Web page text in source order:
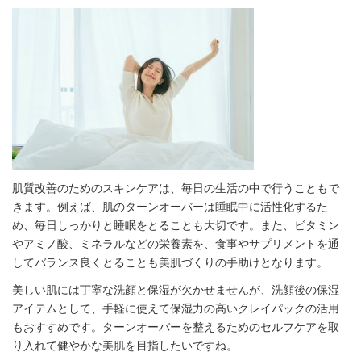
肌質改善のためのスキンケアは、毎日の生活の中で行うこともで
きます。例えば、肌のターンオーバーは睡眠中に活性化するた
め、毎日しっかりと睡眠をとることも大切です。また、ビタミン
やアミノ酸、ミネラルなどの栄養素を、食事やサプリメントを通
してバランス良くとることも美肌づくりの手助けとなります。
美しい肌には丁寧な洗顔と保湿が欠かせませんが、洗顔後の保湿
アイテムとして、手軽に使えて保湿力の高いクレイパックの活用
もおすすめです。ターンオーバーを整えるためのセルフケアを取
り入れて健やかな美肌を目指したいですね。